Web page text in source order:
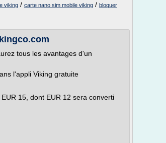
viking / carte nano sim mobile viking / bloquer
tous les avantages d'un
l'appli Viking gratuite
15, dont EUR 12 sera converti